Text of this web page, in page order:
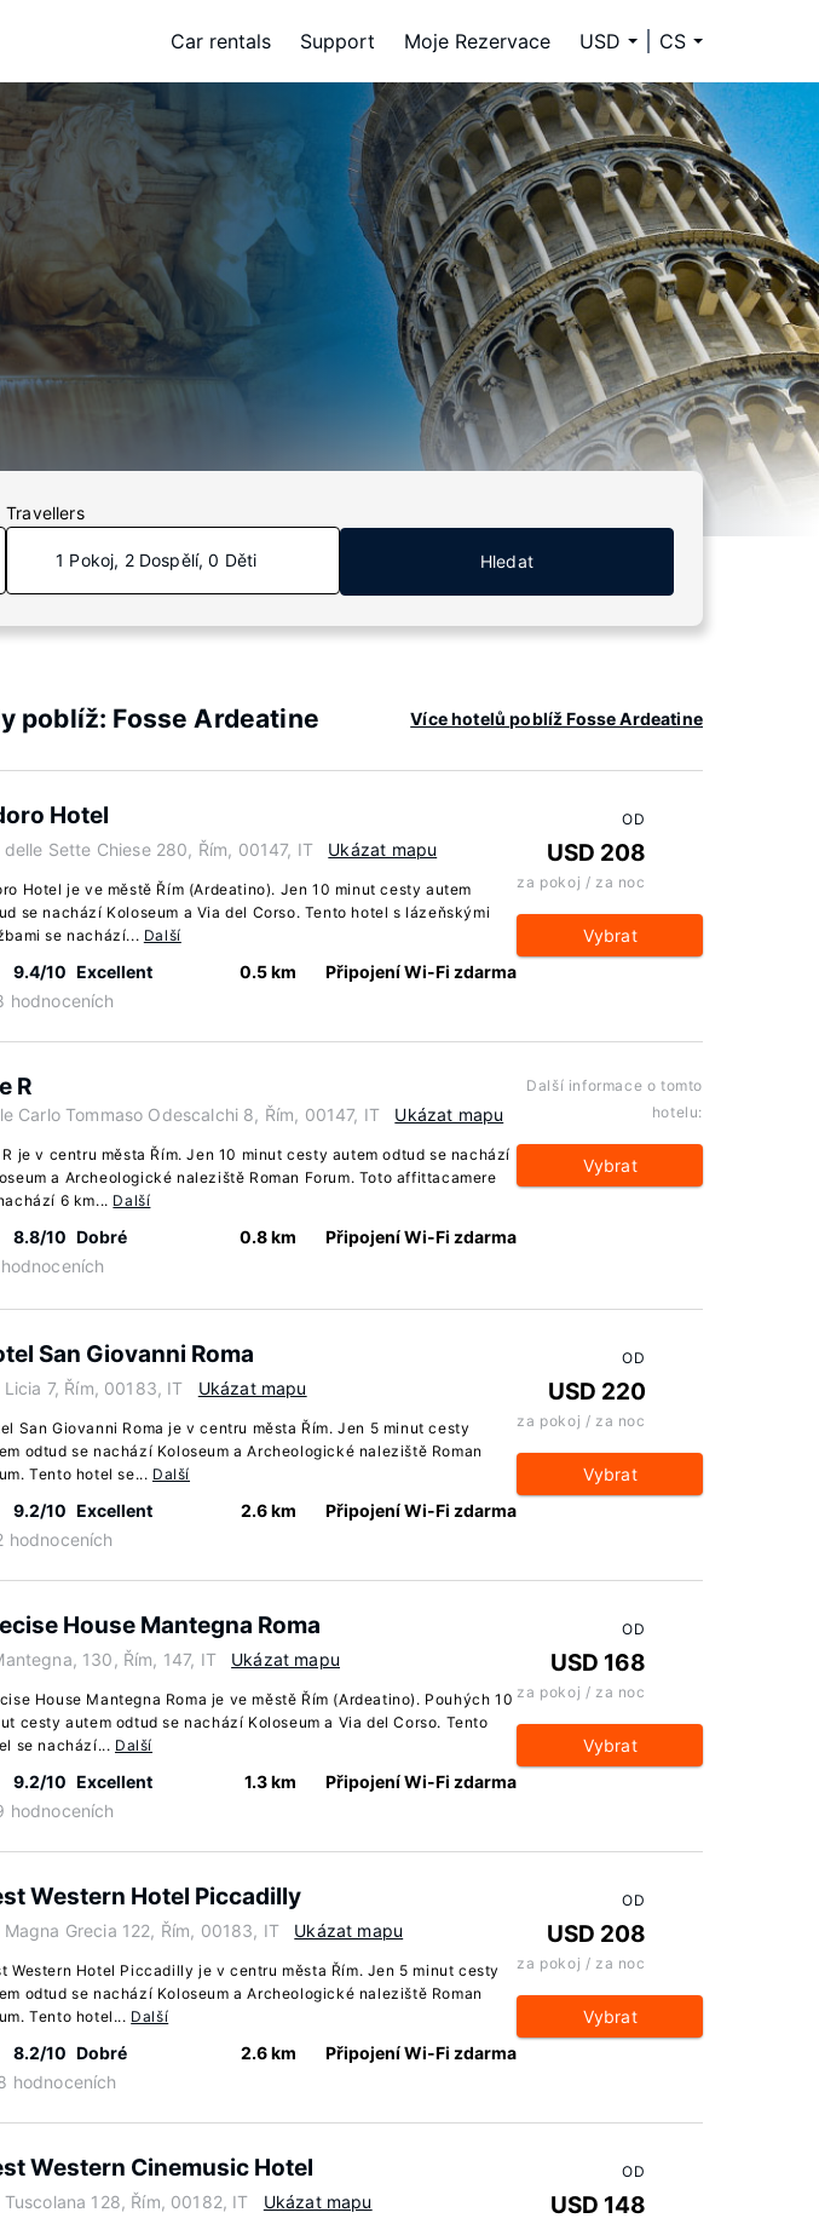
Car rentals Support Moje Rezervace USD CS
Travellers
1 Pokoj, 2 Dospělí, 0 Děti Hledat
poblíž: Fosse Ardeatine Více hotelů poblíž Fosse Ardeatine
Hotel
delle Sette Chiese 280, Řím, 00147, IT Ukázat mapu
Hotel je ve městě Řím (Ardeatino). Jen 10 minut cesty autem
se nachází Koloseum a Via del Corso. Tento hotel s lázeňskými
se nachází... Další
9.4/10 Excellent
hodnoceních
0.5 km Připojení Wi-Fi zdarma
OD
USD 208
za pokoj / za noc
Vybrat
R
Carlo Tommaso Odescalchi 8, Řím, 00147, IT Ukázat mapu
R je v centru města Řím. Jen 10 minut cesty autem odtud se nachází
a Archeologické naleziště Roman Forum. Toto affittacamere
6 km... Další
8.8/10 Dobré
0.8 km Připojení Wi-Fi zdarma
Další informace o tomto
hotelu:
Vybrat
San Giovanni Roma
Licia 7, Řím, 00183, IT Ukázat mapu
San Giovanni Roma je v centru města Řím. Jen 5 minut cesty
odtud se nachází Koloseum a Archeologické naleziště Roman
Tento hotel se... Další
9.2/10 Excellent
hodnoceních
2.6 km Připojení Wi-Fi zdarma
OD
USD 220
za pokoj / za noc
Vybrat
House Mantegna Roma
130, Řím, 147, IT Ukázat mapu
House Mantegna Roma je ve městě Řím (Ardeatino). Pouhých 10
cesty autem odtud se nachází Koloseum a Via del Corso. Tento
se nachází... Další
9.2/10 Excellent
hodnoceních
1.3 km Připojení Wi-Fi zdarma
OD
USD 168
za pokoj / za noc
Vybrat
Western Hotel Piccadilly
Magna Grecia 122, Řím, 00183, IT Ukázat mapu
Western Hotel Piccadilly je v centru města Řím. Jen 5 minut cesty
odtud se nachází Koloseum a Archeologické naleziště Roman
Tento hotel... Další
8.2/10 Dobré
hodnoceních
2.6 km Připojení Wi-Fi zdarma
OD
USD 208
za pokoj / za noc
Vybrat
Western Cinemusic Hotel
Tuscolana 128, Řím, 00182, IT Ukázat mapu
OD
USD 148